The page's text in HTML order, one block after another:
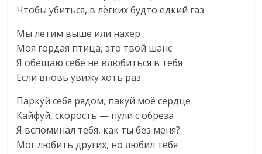
Чтобы убиться, в лёгких будто едкий газ
Мы летим выше или нахер
Моя гордая птица, это твой шанс
Я обещаю себе не влюбиться в тебя
Если вновь увижу хоть раз
Паркуй себя рядом, пакуй моё сердце
Кайфуй, скорость — пули с обреза
Я вспоминал тебя, как ты без меня?
Мог любить других, но любил тебя